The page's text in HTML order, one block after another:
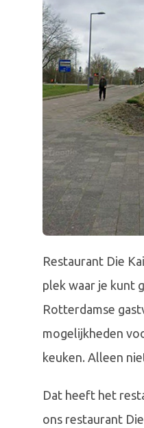
Restaurant Die
plek waar je kunt
Rotterdamse
mogelijkheden
keuken. Alleen
Dat heeft het
ons restaurant